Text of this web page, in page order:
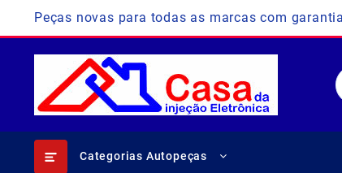
content
Peças novas para todas as marcas com
Categorias Autopeças